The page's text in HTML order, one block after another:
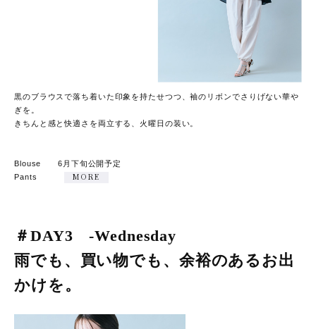
黒のブラウスで落ち着いた印象を持たせつつ、袖のリボンでさりげない華や
ぎを。
きちんと感と快適さを両立する、火曜日の装い。
Blouse 6月下旬公開予定
Pants
MORE
＃DAY3 -Wednesday
雨でも、買い物でも、余裕のあるお出
かけを。